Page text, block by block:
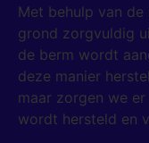
Met behulp van
grond zorgvuldig
de berm wordt
deze manier
maar zorgen we
wordt hersteld en